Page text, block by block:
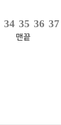
34 35 36 37
맨끝